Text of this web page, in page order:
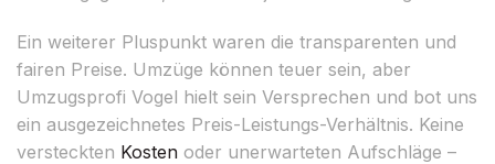
Ein weiterer Pluspunkt waren die transparenten und
fairen Preise. Umzüge können teuer sein, aber
Umzugsprofi Vogel hielt sein Versprechen und bot uns
ein ausgezeichnetes Preis-Leistungs-Verhältnis. Keine
versteckten Kosten oder unerwarteten Aufschläge –